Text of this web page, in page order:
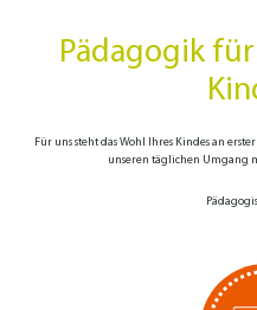
Pädagogik
Für uns steht das Wohl Ihres Kindes an
unseren täg­lichen Umgang